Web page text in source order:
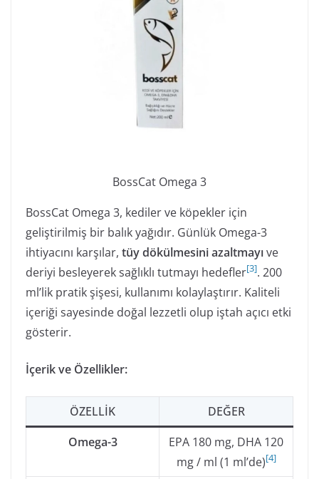
BossCat Omega 3
BossCat Omega 3, kediler ve köpekler için
geliştirilmiş bir balık yağıdır. Günlük Omega-3
ihtiyacını karşılar, tüy dökülmesini azaltmayıve
deriyi besleyerek sağlıklı tutmayı hedefler[3]. 200
ml’lik pratik şişesi, kullanımı kolaylaştırır. Kaliteli
içeriği sayesinde doğal lezzetli olup iştah açıcı etki
gösterir.
İçerik ve Özellikler:
ÖZELLIK
DEĞER
Omega-3
EPA 180 mg, DHA 120
mg / ml (1 ml’de)[4]